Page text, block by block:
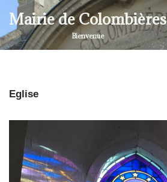
Aller
au
contenu
Mairie de Colombières
Bienvenue
Eglise